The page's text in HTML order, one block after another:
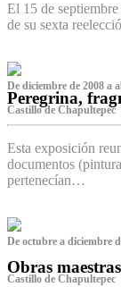
El 15 de
de su sexta
De diciembre de 2008 a
Peregrina,
Castillo de Chapultepec
Esta exposición
documentos
pertenecían…
De octubre a diciembre
Obras
Castillo de Chapultepec